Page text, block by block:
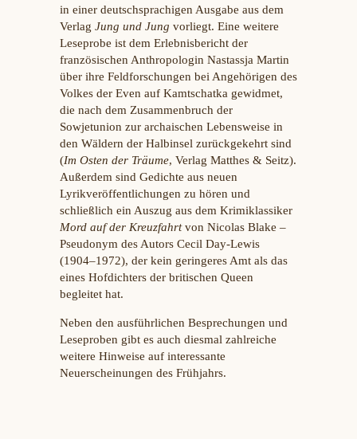
in einer deutschsprachigen Ausgabe aus dem
Verlag Jung und Jung vorliegt. Eine weitere
Leseprobe ist dem Erlebnisbericht der
französischen Anthropologin Nastassja Martin
über ihre Feldforschungen bei Angehörigen des
Volkes der Even auf Kamtschatka gewidmet,
die nach dem Zusammenbruch der
Sowjetunion zur archaischen Lebensweise in
den Wäldern der Halbinsel zurückgekehrt sind
(Im Osten der Träume, Verlag Matthes & Seitz).
Außerdem sind Gedichte aus neuen
Lyrikveröffentlichungen zu hören und
schließlich ein Auszug aus dem Krimiklassiker
Mord auf der Kreuzfahrtvon Nicolas Blake –
Pseudonym des Autors Cecil Day-Lewis
(1904–1972), der kein geringeres Amt als das
eines Hofdichters der britischen Queen
begleitet hat.
Neben den ausführlichen Besprechungen und
Leseproben gibt es auch diesmal zahlreiche
weitere Hinweise auf interessante
Neuerscheinungen des Frühjahrs.